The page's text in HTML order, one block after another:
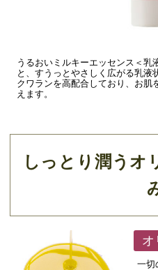
うるおいミルキーエッセンス＜乳
と、すうっとやさしく広がる乳液
クワランを高配合しており、お肌
えます。
しっとり潤うオ
オ
一切